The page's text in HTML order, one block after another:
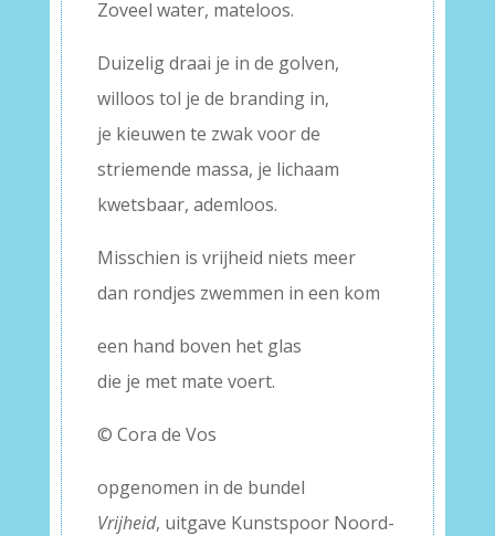
Zoveel water, mateloos.
Duizelig draai je in de golven,
willoos tol je de branding in,
je kieuwen te zwak voor de
striemende massa, je lichaam
kwetsbaar, ademloos.
Misschien is vrijheid niets meer
dan rondjes zwemmen in een kom
een hand boven het glas
die je met mate voert.
© Cora de Vos
opgenomen in de bundel
Vrijheid, uitgave Kunstspoor Noord-